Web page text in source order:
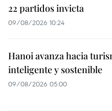
22 partidos invicta
09/08/2026 10:24
Hanoi avanza hacia
inteligente y sostenible
09/08/2026 05:00